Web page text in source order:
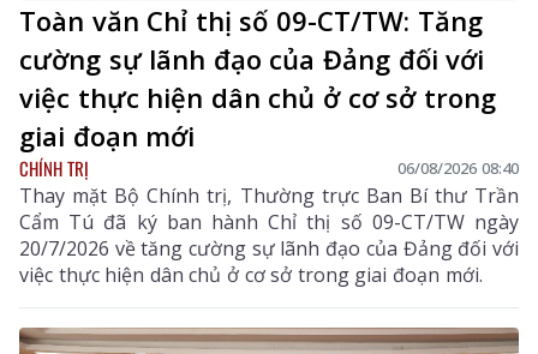
Toàn văn Chỉ thị số 09-CT/TW: Tăng
cường sự lãnh đạo của Đảng đối với
việc thực hiện dân chủ ở cơ sở trong
giai đoạn mới
CHÍNH TRỊ 06/08/2026 08:40
Thay mặt Bộ Chính trị, Thường trực Ban Bí thư Trần
Cẩm Tú đã ký ban hành Chỉ thị số 09-CT/TW ngày
20/7/2026 về tăng cường sự lãnh đạo của Đảng đối với
việc thực hiện dân chủ ở cơ sở trong giai đoạn mới.